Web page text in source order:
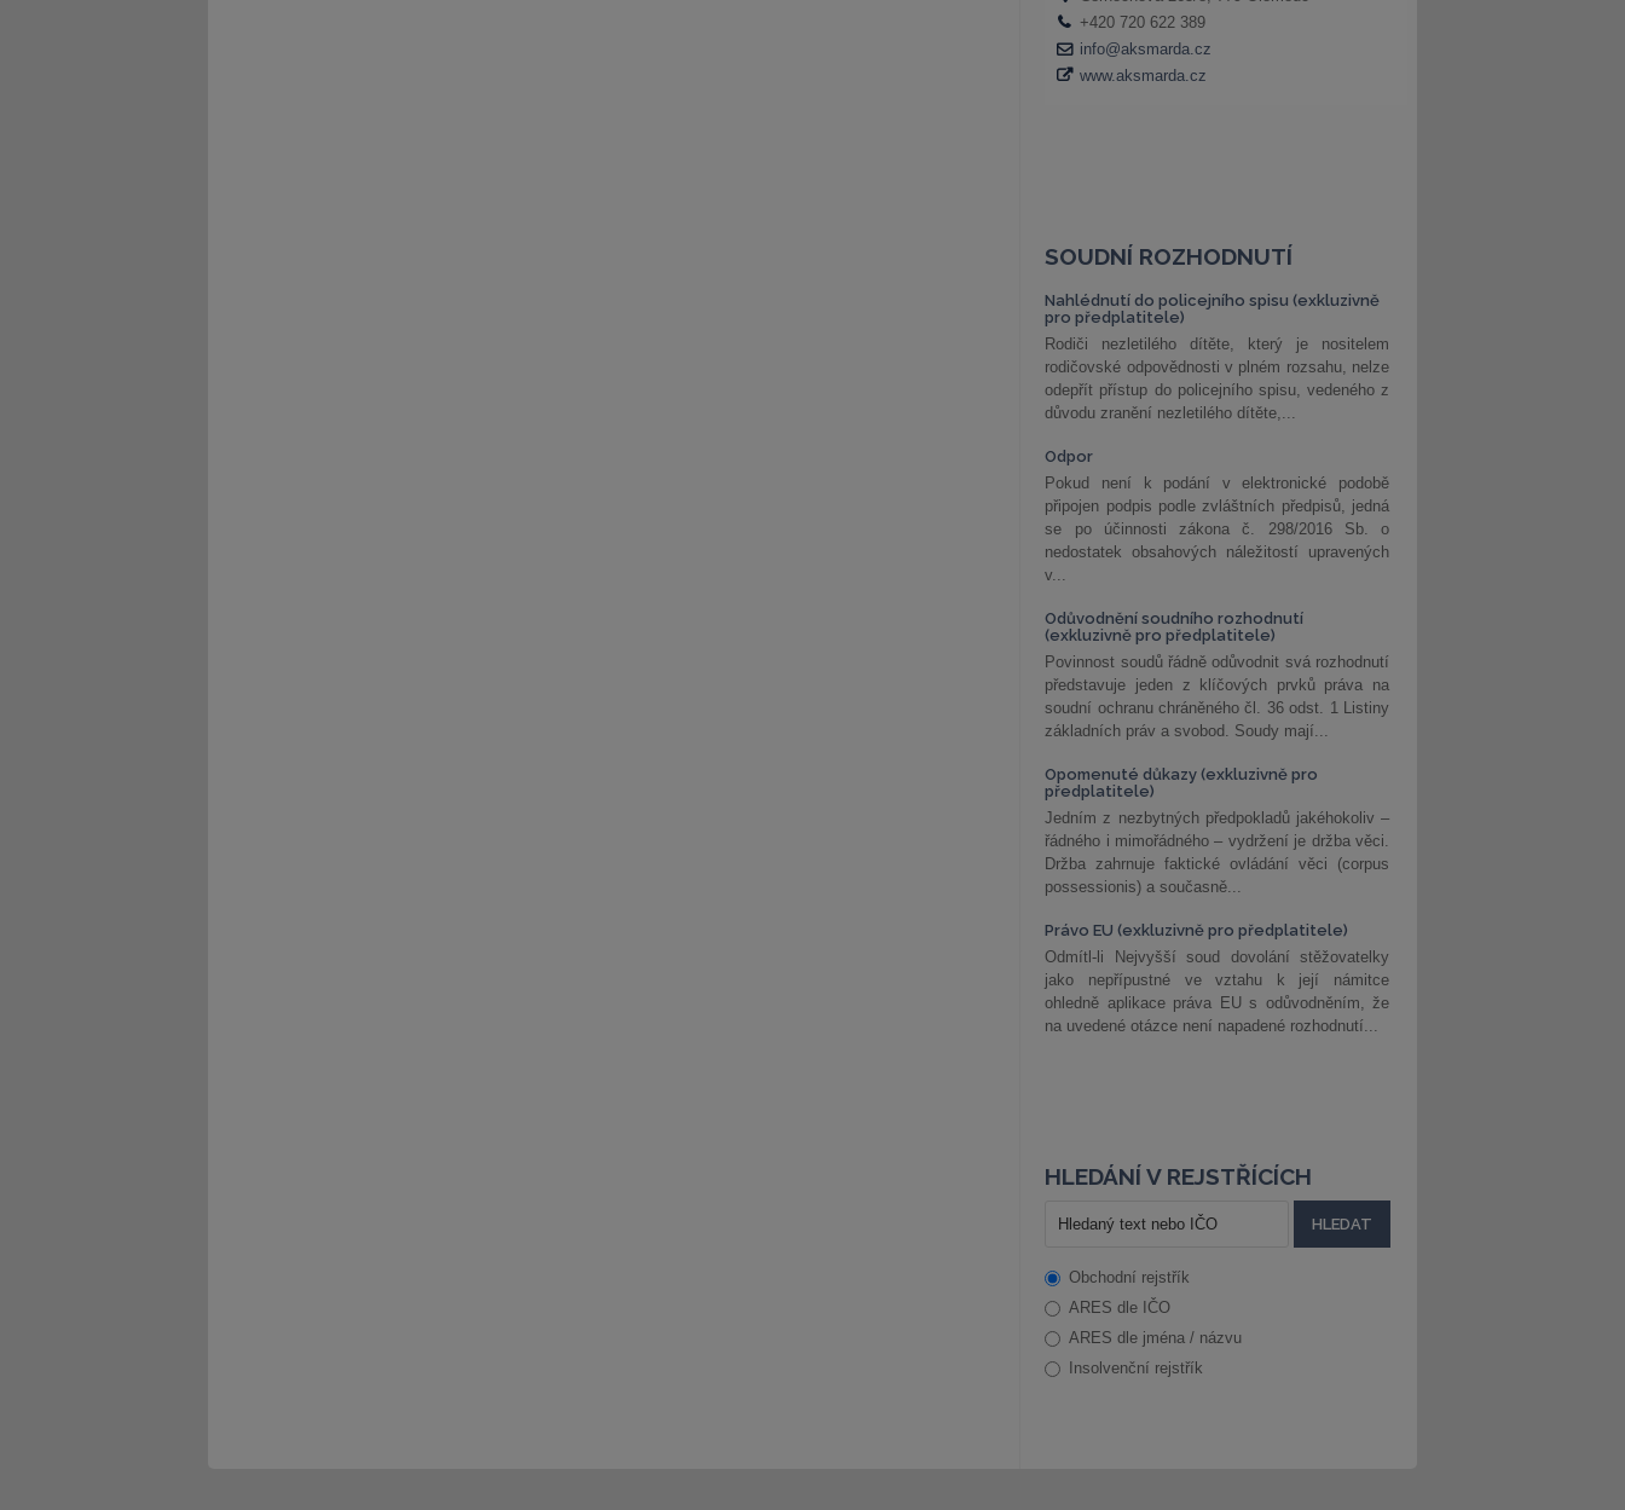
SOUDNÍ ROZHODNUTÍ
Nahlédnutí do policejního spisu (exkluzivně
pro předplatitele)
Rodiči nezletilého dítěte, který je nositelem
rodičovské odpovědnosti v plném rozsahu, nelze
odepřít přístup do policejního spisu, vedeného z
důvodu zranění nezletilého dítěte,...
Odpor
Pokud není k podání v elektronické podobě
připojen podpis podle zvláštních předpisů, jedná
se po účinnosti zákona č. 298/2016 Sb. o
nedostatek obsahových náležitostí upravených
v...
Odůvodnění soudního rozhodnutí
(exkluzivně pro předplatitele)
Povinnost soudů řádně odůvodnit svá rozhodnutí
představuje jeden z klíčových prvků práva na
soudní ochranu chráněného čl. 36 odst. 1 Listiny
základních práv a svobod. Soudy mají...
Opomenuté důkazy (exkluzivně pro
předplatitele)
Jedním z nezbytných předpokladů jakéhokoliv –
řádného i mimořádného – vydržení je držba věci.
Držba zahrnuje faktické ovládání věci (corpus
possessionis) a současně...
Právo EU (exkluzivně pro předplatitele)
Odmítl-li Nejvyšší soud dovolání stěžovatelky
jako nepřípustné ve vztahu k její námitce
ohledně aplikace práva EU s odůvodněním, že
na uvedené otázce není napadené rozhodnutí...
HLEDÁNÍ V REJSTŘÍCÍCH
Obchodní rejstřík
ARES dle IČO
ARES dle jména / názvu
Insolvenční rejstřík